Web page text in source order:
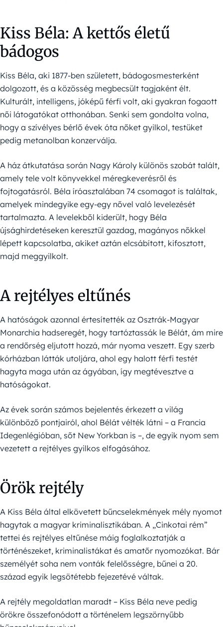
Kiss Béla: A kettős életű
bádogos
Kiss Béla, aki 1877-ben született, bádogosmesterként
dolgozott, és a közösség megbecsült tagjaként élt.
Kulturált, intelligens, jóképű férfi volt, aki gyakran fogaott
női látogatókat otthonában. Senki sem gondolta volna,
hogy a szívélyes bérlő évek óta nőket gyilkol, testüket
pedig metanolban konzerválja.
A ház átkutatása során Nagy Károly különös szobát talált,
amely tele volt könyvekkel méregkeverésről és
fojtogatásról. Béla íróasztalában 74 csomagot is találtak,
amelyek mindegyike egy-egy nővel való levelezését
tartalmazta. A levelekből kiderült, hogy Béla
újsághirdetéseken keresztül gazdag, magányos nőkkel
lépett kapcsolatba, akiket aztán elcsábított, kifosztott,
majd meggyilkolt.
A rejtélyes eltűnés
A hatóságok azonnal értesítették az Osztrák-Magyar
Monarchia hadseregét, hogy tartóztassák le Bélát, ám mire
a rendőrség eljutott hozzá, már nyoma veszett. Egy szerb
kórházban látták utoljára, ahol egy halott férfi testét
hagyta maga után az ágyában, így megtévesztve a
hatóságokat.
Az évek során számos bejelentés érkezett a világ
különböző pontjairól, ahol Bélát vélték látni – a Francia
Idegenlégióban, sőt New Yorkban is –, de egyik nyom sem
vezetett a rejtélyes gyilkos elfogásához.
Örök rejtély
A Kiss Béla által elkövetett bűncselekmények mély nyomot
hagytak a magyar kriminalisztikában. A „Cinkotai rém”
tettei és rejtélyes eltűnése máig foglalkoztatják a
történészeket, kriminalistákat és amatőr nyomozókat. Bár
személyét soha nem vonták felelősségre, bűnei a 20.
század egyik legsötétebb fejezetévé váltak.
A rejtély megoldatlan maradt – Kiss Béla neve pedig
örökre összefonódott a történelem legszörnyűbb